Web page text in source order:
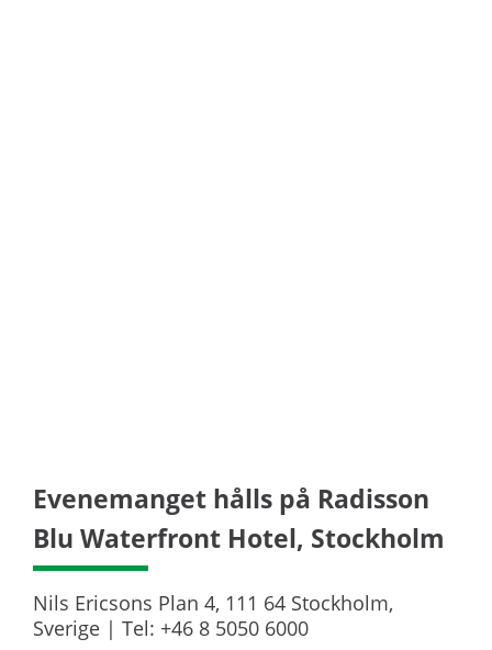
Evenemanget hålls på Radisson
Blu Waterfront Hotel, Stockholm
Nils Ericsons Plan 4, 111 64 Stockholm,
Sverige | Tel: +46 8 5050 6000